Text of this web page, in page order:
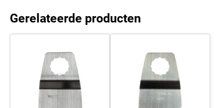
Gerelateerde producten